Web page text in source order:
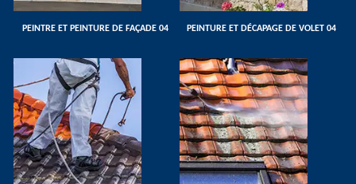
PEINTRE ET PEINTURE DE FAÇADE 04 PEINTURE ET DÉCAPAGE DE VOLET 04